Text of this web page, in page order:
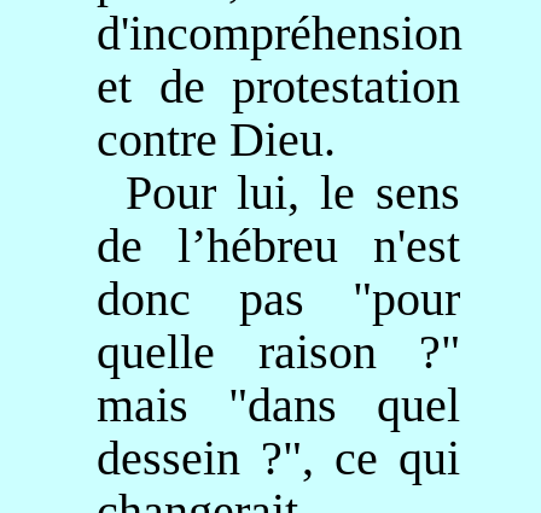
d'incompréhension
et de protestation
contre Dieu.
Pour lui, le sens
de l’hébreu n'est
donc pas "pour
quelle raison ?"
mais "dans quel
dessein ?", ce qui